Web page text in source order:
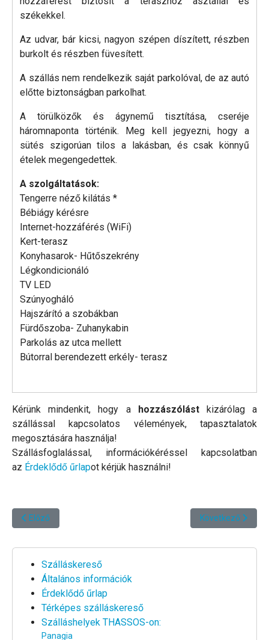
székekkel.
Az udvar, bár kicsi, nagyon szépen díszített, részben
burkolt és részben füvesített.
A szállás nem rendelkezik saját parkolóval, de az autó
előtte biztonságban parkolhat.
A törülközők és ágynemű tisztítása, cseréje
háromnaponta történik. Meg kell jegyezni, hogy a
sütés szigorúan tilos a lakásban, és csak könnyű
ételek megengedettek.
A szolgáltatások:
Tengerre néző kilátás *
Bébiágy kérésre
Internet-hozzáférés (WiFi)
Kert-terasz
Konyhasarok- Hűtőszekrény
Légkondicionáló
TV LED
Szúnyogháló
Hajszárító a szobákban
Fürdőszoba- Zuhanykabin
Parkolás az utca mellett
Bútorral berendezett erkély- terasz
Kérünk mindenkit, hogy a hozzászólástkizárólag a
szállással kapcsolatos vélemények, tapasztalatok
megosztására használja!
Szállásfoglalással, információkéréssel kapcsolatban
az Érdeklődő űrlapot kérjük használni!
Előző cikk: Gabriella Mazonett *****
Előző Következő cikk:
Következő
Szálláskereső
Általános információk
Érdeklődő űrlap
Térképes szálláskereső
Szálláshelyek THASSOS-on:
Panagia